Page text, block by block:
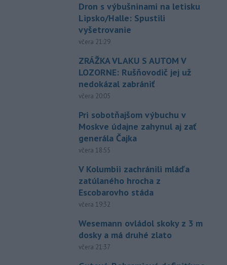
Dron s výbušninami na letisku
Lipsko/Halle: Spustili
vyšetrovanie
včera 21:29
ZRÁŽKA VLAKU S AUTOM V
LOZORNE: Rušňovodič jej už
nedokázal zabrániť
včera 20:05
Pri sobotňajšom výbuchu v
Moskve údajne zahynul aj zať
generála Čajka
včera 18:55
V Kolumbii zachránili mláďa
zatúlaného hrocha z
Escobarovho stáda
včera 19:32
Wesemann ovládol skoky z 3 m
dosky a má druhé zlato
včera 21:37